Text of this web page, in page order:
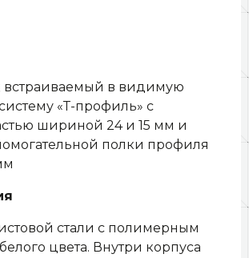
встраиваемый в видимую
«Т-профиль» с
шириной 24 и 15 мм и
полки профиля
стали с полимерным
цвета. Внутри корпуса